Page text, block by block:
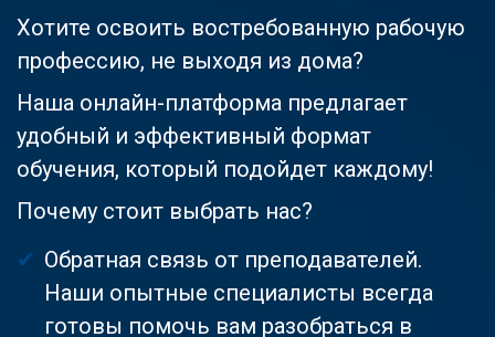
Хотите освоить востребованную рабочую
профессию, не выходя из дома?
Наша онлайн-платформа предлагает
удобный и эффективный формат
обучения, который подойдет каждому!
Почему стоит выбрать нас?
Обратная связь от преподавателей.
Наши опытные специалисты всегда
готовы помочь вам разобраться в